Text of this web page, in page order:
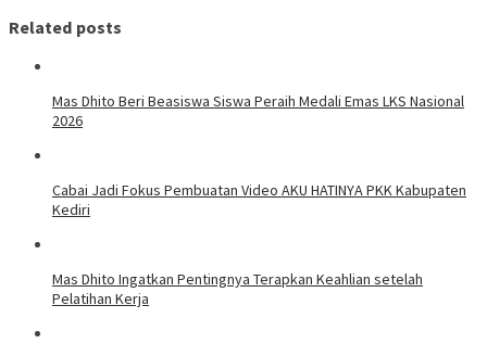
Related posts
Mas Dhito Beri Beasiswa Siswa Peraih Medali Emas LKS Nasional
2026
Cabai Jadi Fokus Pembuatan Video AKU HATINYA PKK Kabupaten
Kediri
Mas Dhito Ingatkan Pentingnya Terapkan Keahlian setelah
Pelatihan Kerja